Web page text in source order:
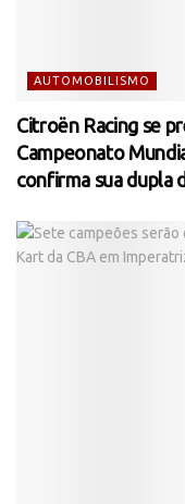
AUTOMOBILISMO
Citroën Racing se
Campeonato
confirma sua dupla